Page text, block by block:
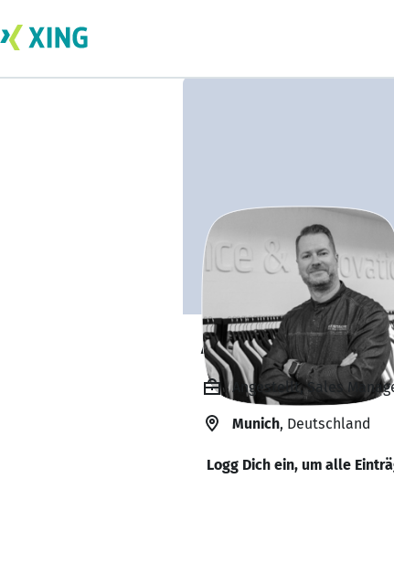
Alexander
Angestellt, Sales
Munich, Deutschland
Logg Dich ein, um alle